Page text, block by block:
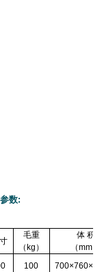
数:
毛重
（kg）
体 积
（mm）
100 700